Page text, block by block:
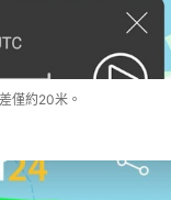
僅約20米。